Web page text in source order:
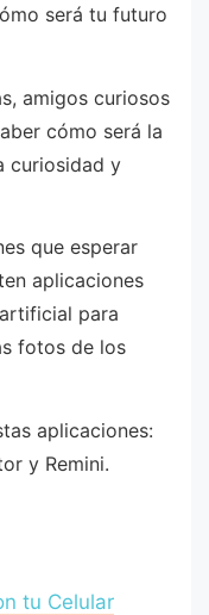
será tu futuro
amigos curiosos
cómo será la
curiosidad y
que esperar
aplicaciones
para
fotos de los
aplicaciones:
y Remini.
tu Celular